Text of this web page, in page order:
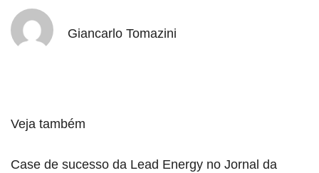
Giancarlo Tomazini
Veja também
Case de sucesso da Lead Energy no Jornal da